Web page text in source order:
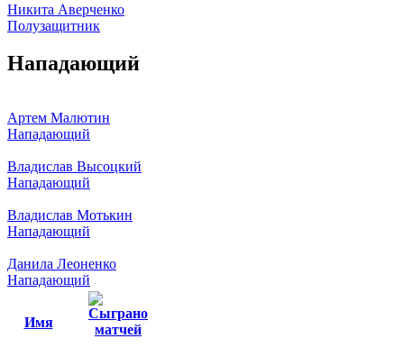
Никита Аверченко
Полузащитник
Нападающий
Артем Малютин
Нападающий
Владислав Высоцкий
Нападающий
Владислав Мотькин
Нападающий
Данила Леоненко
Нападающий
Имя